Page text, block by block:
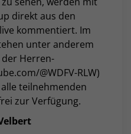
direkt aus den
kommentiert. Im
unter anderem
der Herren-
@WDFV-RLW)
teilnehmenden
zur Verfügung.